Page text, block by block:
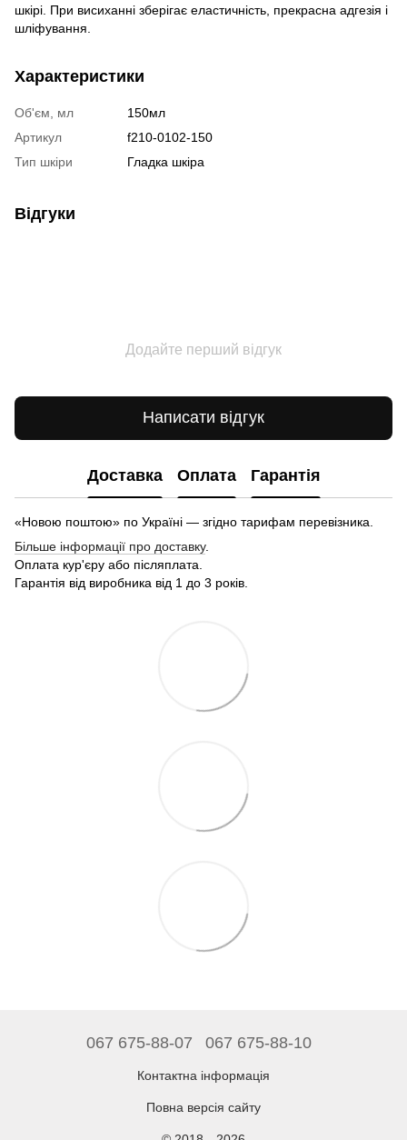
шкірі. При висиханні зберігає еластичність, прекрасна адгезія і
шліфування.
Характеристики
Об'єм, мл
150мл
Артикул
f210-0102-150
Тип шкіри
Гладка шкіра
Відгуки
Додайте перший відгук
Написати відгук
Доставка Оплата Гарантія
«Новою поштою» по Україні — згідно тарифам перевізника.
Більше інформації про доставку.
Оплата кур'єру або післяплата.
Гарантія від виробника від 1 до 3 років.
067 675-88-07 067 675-88-10
Контактна інформація
Повна версія сайту